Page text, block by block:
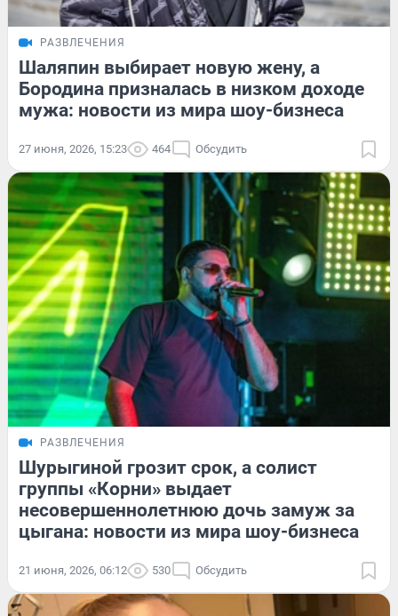
РАЗВЛЕЧЕНИЯ
Шаляпин выбирает новую жену, а
Бородина призналась в низком доходе
мужа: новости из мира шоу-бизнеса
27 июня, 2026, 15:23 464 Обсудить
РАЗВЛЕЧЕНИЯ
Шурыгиной грозит срок, а солист
группы «Корни» выдает
несовершеннолетнюю дочь замуж за
цыгана: новости из мира шоу-бизнеса
21 июня, 2026, 06:12 530 Обсудить